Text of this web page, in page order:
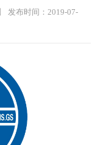
发布时间：2019-07-